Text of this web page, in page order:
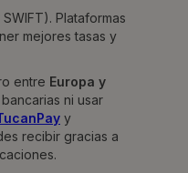
Plataformas
mejores tasas y
entre Europa y
ni usar
y
recibir gracias a